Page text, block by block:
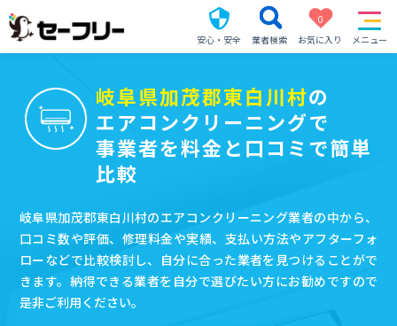
安心・安全 業者検索
0
お気に入り
メニュー
岐阜県加茂郡東白川村の
エアコンクリーニングで
事業者を料金と口コミで簡単
比較
岐阜県加茂郡東白川村のエアコンクリーニング業者の中から、
口コミ数や評価、修理料金や実績、支払い方法やアフターフォ
ローなどで比較検討し、自分に合った業者を見つけることがで
きます。納得できる業者を自分で選びたい方にお勧めですので
是非ご利用ください。